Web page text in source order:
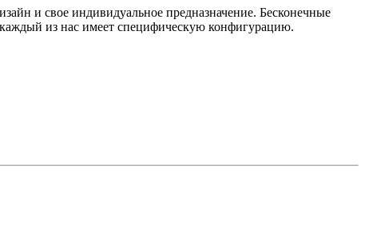
и свое индивидуальное предназначение. Бесконечные
из нас имеет специфическую конфигурацию.